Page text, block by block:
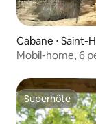
Cabane ⋅ Saint-
Mobil-home, 6
Superhôte
Superhôte